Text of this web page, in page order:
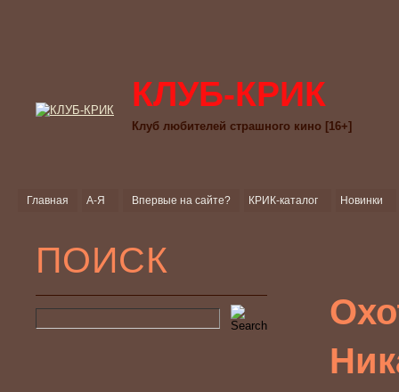
КЛУБ-КРИК
Клуб любителей страшного кино [16+]
Главная А-Я Впервые на сайте? КРИК-каталог Новинки
ПОИСК